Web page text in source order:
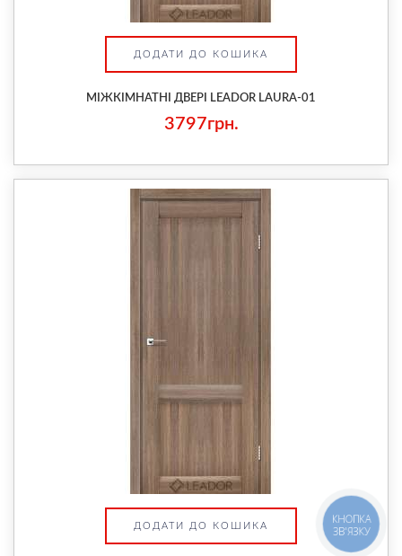
ДОДАТИ ДО КОШИКА
МІЖКІМНАТНІ ДВЕРІ LEADOR LAURA-01
3797грн.
ДОДАТИ ДО КОШИКА
КНОПКА
ЗВ'ЯЗКУ